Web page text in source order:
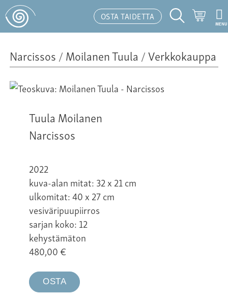
OSTA TAIDETTA
Hakutoiminto
MENU
Narcissos/Moilanen Tuula /Verkkokauppa
Tuula Moilanen
Narcissos
2022
kuva-alan mitat: 32 x 21 cm
ulkomitat: 40 x 27 cm
vesiväripuupiirros
sarjan koko: 12
kehystämäton
480,00€
OSTA